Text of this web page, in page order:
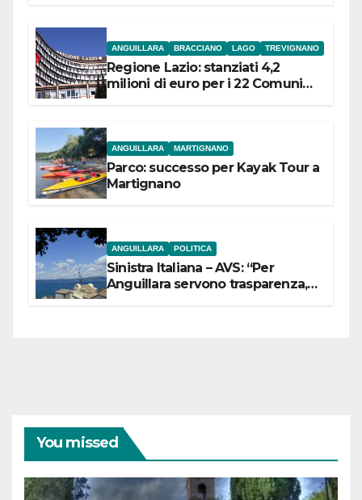
ANGUILLARA BRACCIANO LAGO TREVIGNANO
Regione Lazio: stanziati 4,2
milioni di euro per i 22 Comuni
ANGUILLARA MARTIGNANO
Parco: successo per Kayak Tour a
Martignano
ANGUILLARA POLITICA
Sinistra Italiana – AVS: “Per
Anguillara servono trasparenza,
You missed